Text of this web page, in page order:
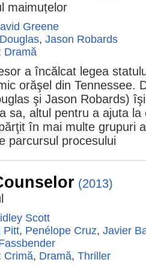
maimuțelor
Greene
, Jason Robards
Dramă
a încălcat legea
orăşel din Tennessee.
şi Jason Robards)
sa, altul pentru a ajuta
în mai multe grupuri
parcursul procesului
(2013)
Scott
Pitt, Penélope Cruz, Javier
Crimă, Dramă, Thriller